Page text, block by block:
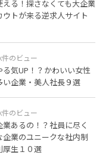
える！探さなくても大企業
ウトが来る逆求人サイト
のビュー
る気UP！？かわいい女性
い企業・美人社長９選
のビュー
業あるの！？社員に尽く
企業のユニークな社内制
厚生１０選